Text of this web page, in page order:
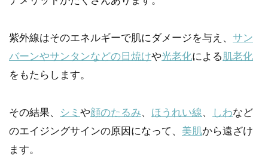
紫外線はそのエネルギーで肌にダメージを与え、 サン
バーンやサンタンなどの日焼けや光老化による 肌老化
をもたらします。
その結果、 シミ や顔のたるみ、 ほうれい線、 しわなど
のエイジングサインの原因になって、 美肌から遠ざけ
ます。